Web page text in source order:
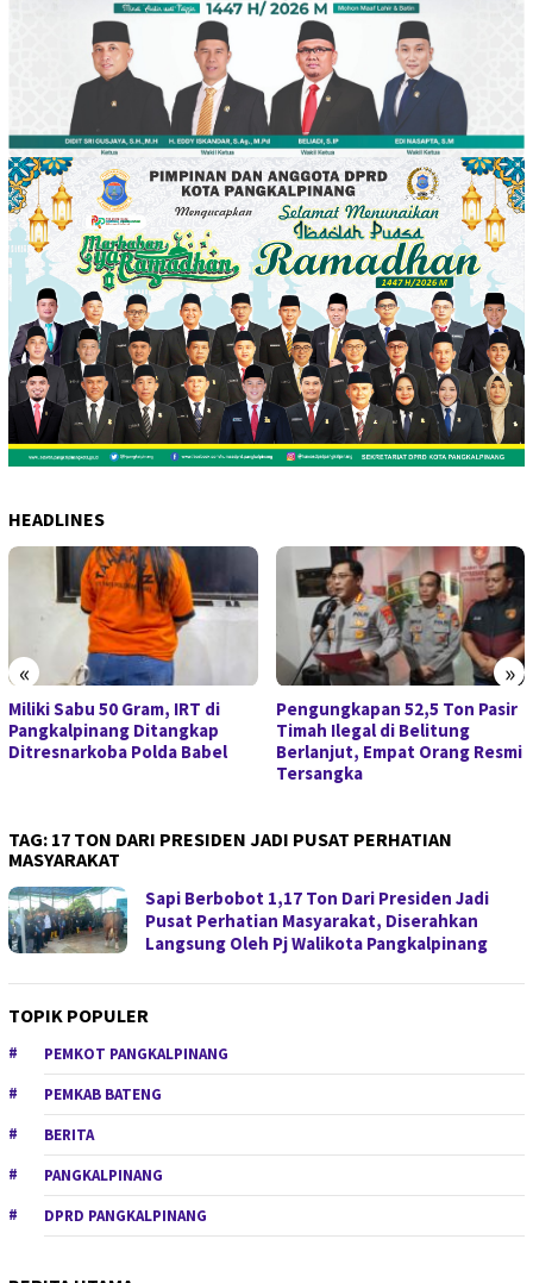
HEADLINES
« »
Miliki Sabu 50 Gram, IRT di
Pangkalpinang Ditangkap
Ditresnarkoba Polda Babel
Pengungkapan 52,5 Ton Pasir
Timah Ilegal di Belitung
Berlanjut, Empat Orang Resmi
Tersangka
TAG: 17 TON DARI PRESIDEN JADI PUSAT PERHATIAN
MASYARAKAT
Sapi Berbobot 1,17 Ton Dari Presiden Jadi
Pusat Perhatian Masyarakat, Diserahkan
Langsung Oleh Pj Walikota Pangkalpinang
TOPIK POPULER
PEMKOT PANGKALPINANG
PEMKAB BATENG
BERITA
PANGKALPINANG
DPRD PANGKALPINANG